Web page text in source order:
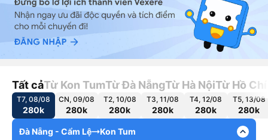
Tất cảTừ Kon TumTừ Đà NẵngTừ Hà NộiTừ Hồ
T7, 08/08
280k
CN, 09/08
280k
T2, 10/08
280k
T3, 11/08
280k
T4, 12/08
280k
T5, 13/08
280k
Đà Nẵng - Cẩm Lệ Kon Tum expand_less